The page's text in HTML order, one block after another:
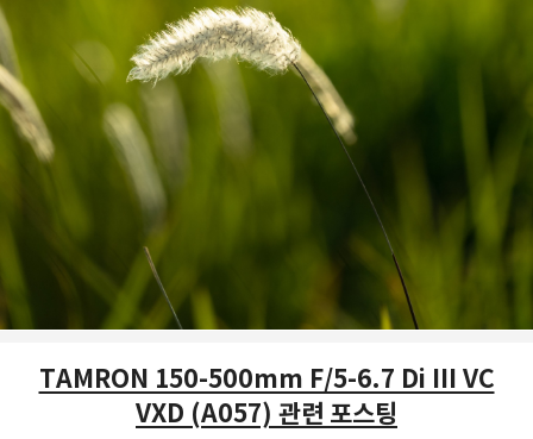
TAMRON 150-500mm F/5-6.7 Di III VC
VXD (A057) 관련 포스팅